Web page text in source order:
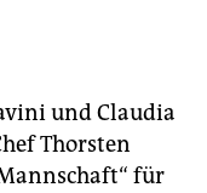
und Claudia
Thorsten
für